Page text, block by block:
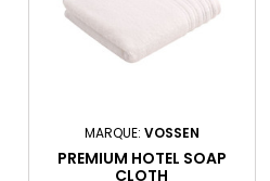
MARQUE: VOSSEN
PREMIUM HOTEL SOAP
CLOTH